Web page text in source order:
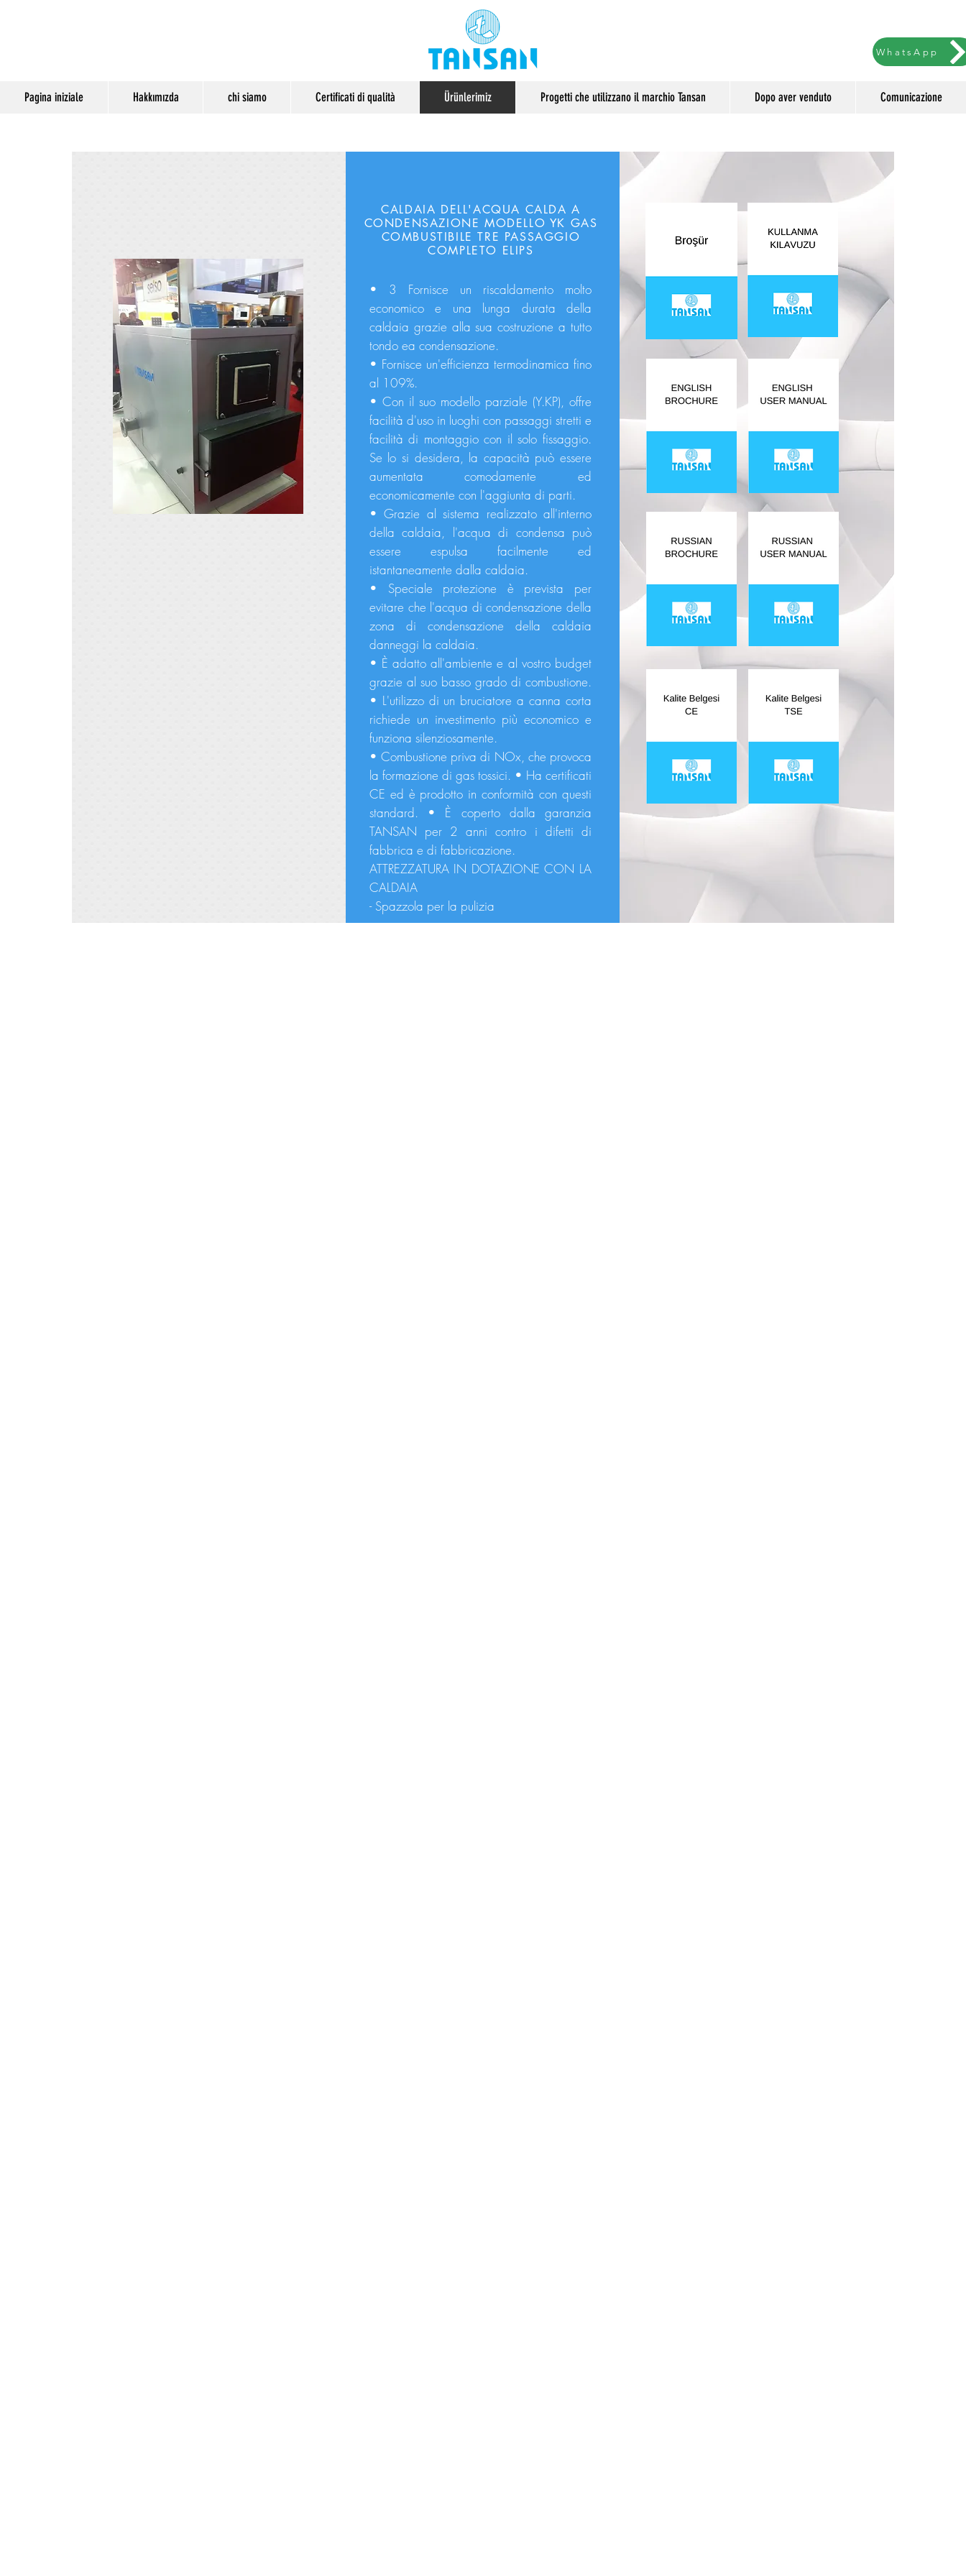
WhatsApp
Pagina iniziale Hakkımızda chi siamo Certificati di qualità Ürünlerimiz Progetti che utilizzano il marchio Tansan Dopo aver venduto Comunicazione
CALDAIA DELL'ACQUA CALDA A
CONDENSAZIONE MODELLO YK GAS
COMBUSTIBILE TRE PASSAGGIO
COMPLETO ELIPS
• 3 Fornisce un riscaldamento molto
economico e una lunga durata della
caldaia grazie alla sua costruzione a tutto
tondo ea condensazione.
• Fornisce un'efficienza termodinamica fino
al 109%.
• Con il suo modello parziale (Y.KP), offre
facilità d'uso in luoghi con passaggi stretti e
facilità di montaggio con il solo fissaggio.
Se lo si desidera, la capacità può essere
aumentata comodamente ed
economicamente con l'aggiunta di parti.
• Grazie al sistema realizzato all'interno
della caldaia, l'acqua di condensa può
essere espulsa facilmente ed
istantaneamente dalla caldaia.
• Speciale protezione è prevista per
evitare che l'acqua di condensazione della
zona di condensazione della caldaia
danneggi la caldaia.
• È adatto all'ambiente e al vostro budget
grazie al suo basso grado di combustione.
• L'utilizzo di un bruciatore a canna corta
richiede un investimento più economico e
funziona silenziosamente.
• Combustione priva di NOx, che provoca
la formazione di gas tossici. • Ha certificati
CE ed è prodotto in conformità con questi
standard. • È coperto dalla garanzia
TANSAN per 2 anni contro i difetti di
fabbrica e di fabbricazione.
ATTREZZATURA IN DOTAZIONE CON LA
CALDAIA
- Spazzola per la pulizia